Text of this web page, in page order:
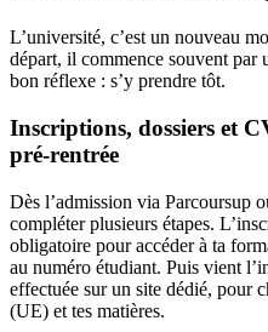
L’université, c’est un nouveau
départ, il commence souvent par
bon réflexe : s’y prendre tôt.
Inscriptions, dossiers et
pré-rentrée
Dès l’admission via Parcoursup
compléter plusieurs étapes.
obligatoire pour accéder à ta
au numéro étudiant. Puis vient
effectuée sur un site dédié, pour
(UE) et tes matières.